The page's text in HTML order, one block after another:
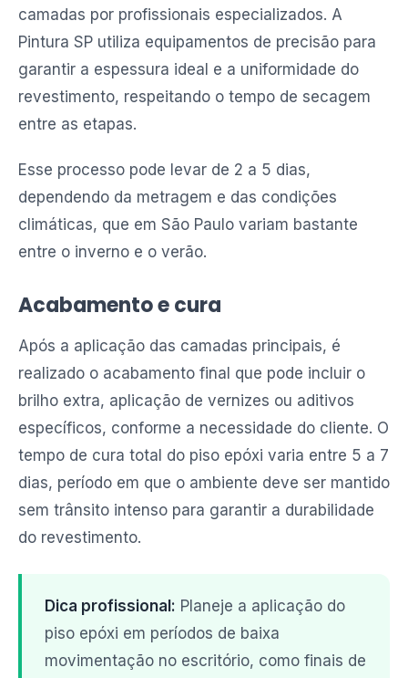
camadas por profissionais especializados. A
Pintura SP utiliza equipamentos de precisão para
garantir a espessura ideal e a uniformidade do
revestimento, respeitando o tempo de secagem
entre as etapas.
Esse processo pode levar de 2 a 5 dias,
dependendo da metragem e das condições
climáticas, que em São Paulo variam bastante
entre o inverno e o verão.
Acabamento e cura
Após a aplicação das camadas principais, é
realizado o acabamento final que pode incluir o
brilho extra, aplicação de vernizes ou aditivos
específicos, conforme a necessidade do cliente. O
tempo de cura total do piso epóxi varia entre 5 a 7
dias, período em que o ambiente deve ser mantido
sem trânsito intenso para garantir a durabilidade
do revestimento.
Dica profissional: Planeje a aplicação do
piso epóxi em períodos de baixa
movimentação no escritório, como finais de